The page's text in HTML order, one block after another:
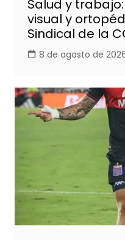
Salud y
visual y
Sindical de la
8 de agosto de